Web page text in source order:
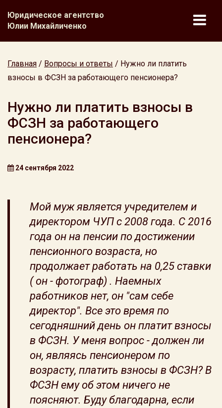
Юридическое агентство
Юлии Михайличенко
Главная / Вопросы и ответы / Нужно ли платить
взносы в ФСЗН за работающего пенсионера?
Нужно ли платить взносы в
ФСЗН за работающего
пенсионера?
24 сентября 2022
Мой муж является учредителем и
директором ЧУП с 2008 года. С 2016
года он на пенсии по достижении
пенсионного возраста, но
продолжает работать на 0,25 ставки
( он - фотограф) . Наемных
работников нет, он "сам себе
директор". Все это время по
сегодняшний день он платит взносы
в ФСЗН. У меня вопрос - должен ли
он, являясь пенсионером по
возрасту, платить взносы в ФСЗН? В
ФСЗН ему об этом ничего не
поясняют. Буду благодарна, если